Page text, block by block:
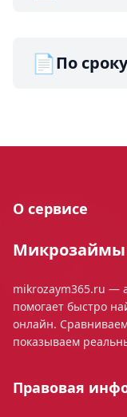
📄По
О сервисе
Микрозаймы
mikrozaym365.ru —
помогает быстро
онлайн.
показываем
Правовая